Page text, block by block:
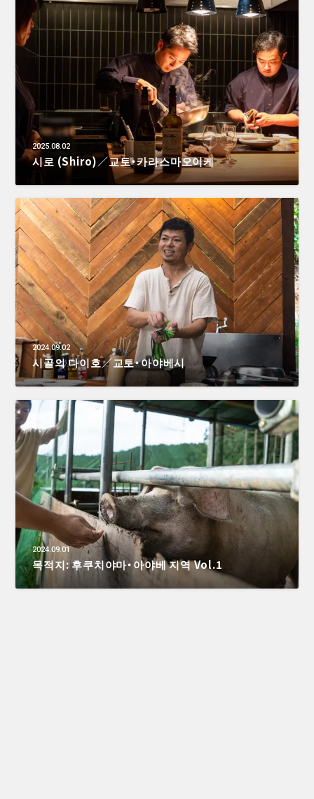
2025.08.02
시로 (Shiro)／교토・카라스마오이케
2024.09.02
시골의 다이호／교토・아야베시
2024.09.01
목적지: 후쿠치야마・아야베 지역 Vol.1